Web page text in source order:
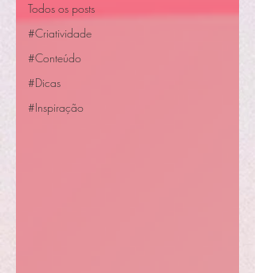
Todos os posts
#Criatividade
#Conteúdo
#Dicas
#Inspiração